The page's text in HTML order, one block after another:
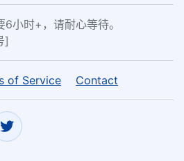
小时+，请耐心等待。
]
of Service Contact